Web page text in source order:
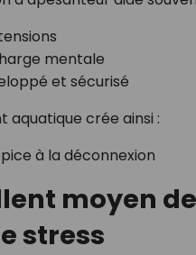
mentale
et sécurisé
aquatique crée ainsi :
à la déconnexion
moyen de
stress